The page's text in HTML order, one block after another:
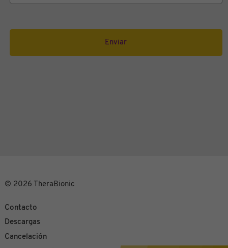
© 2026 TheraBionic
Contacto
Descargas
Cancelación